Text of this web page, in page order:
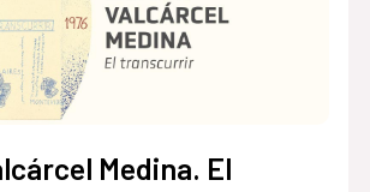
Medina. El